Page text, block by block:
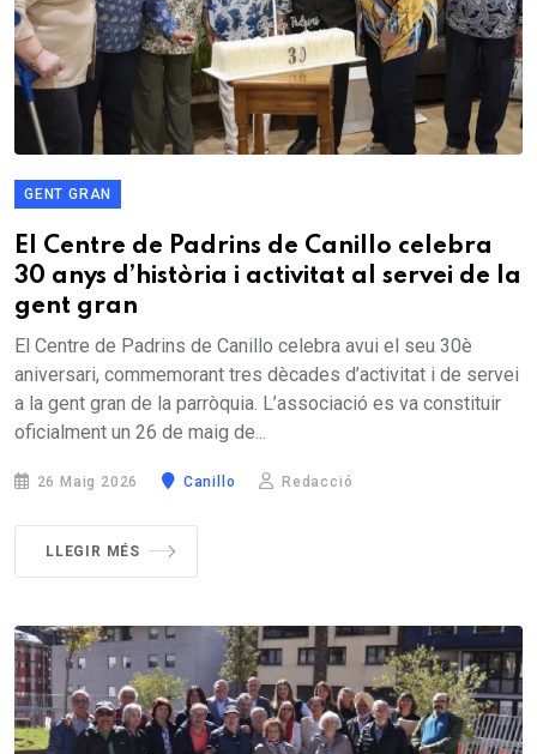
GENT GRAN
El Centre de Padrins de Canillo celebra
30 anys d’història i activitat al servei de la
gent gran
El Centre de Padrins de Canillo celebra avui el seu 30è
aniversari, commemorant tres dècades d’activitat i de servei
a la gent gran de la parròquia. L’associació es va constituir
oficialment un 26 de maig de...
26 Maig 2026 Canillo Redacció
LLEGIR MÉS